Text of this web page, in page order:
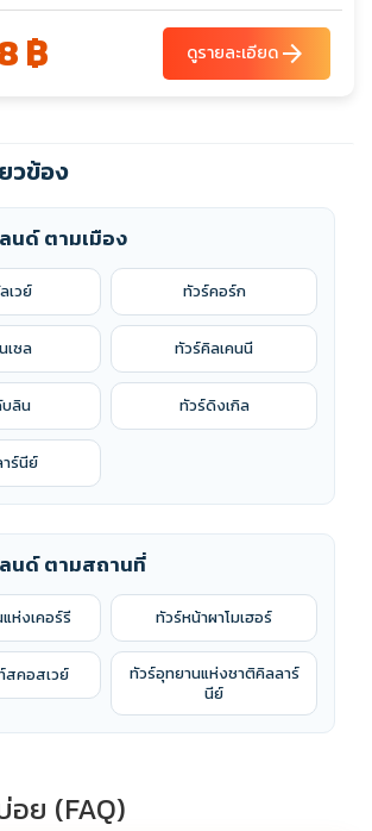
฿ ดูรายละเอียดarrow_forward
วข้อง
นด์ ตามเมือง
เวย์ ทัวร์คอร์ก
เซล ทัวร์คิลเคนนี
ลิน ทัวร์ดิงเกิล
ร์นีย์
นด์ ตามสถานที่
ห่งเคอร์รี ทัวร์หน้าผาโมเฮอร์
สคอสเวย์
ทัวร์อุทยานแห่งชาติคิลลาร์
นีย์
ย (FAQ)